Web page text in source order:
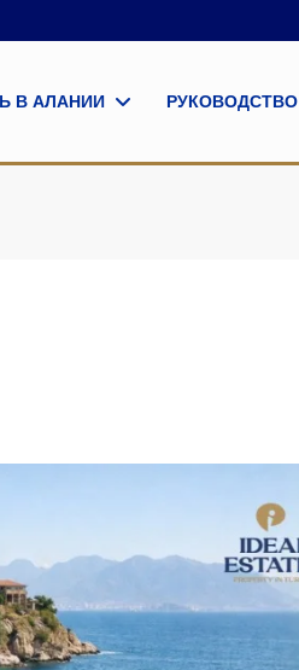
В АЛАНИИ РУКОВОДСТВО